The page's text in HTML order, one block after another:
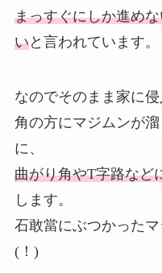
まっすぐにしか進め
いと言われています。
なのでそのまま家に侵
角の方にマジムンが
に、
曲がり角やT字路など
します。
石敢當にぶつかった
(！)